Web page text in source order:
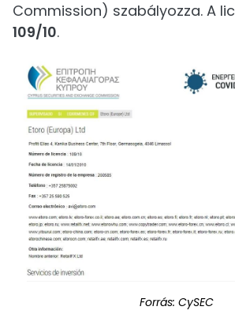
Commission) szabályozza. A
109/10.
Forrás: CySEC